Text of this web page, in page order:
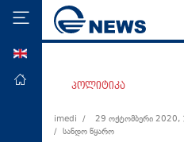
მთავარი
ეკონომიკა
პოლიტიკა
imedi /
29 ოქტომბერი 2020,
/ სანდო წყარო